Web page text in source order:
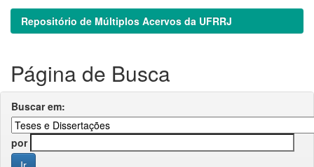
Repositório de Múltiplos Acervos da UFRRJ
Página de Busca
Buscar em:
por